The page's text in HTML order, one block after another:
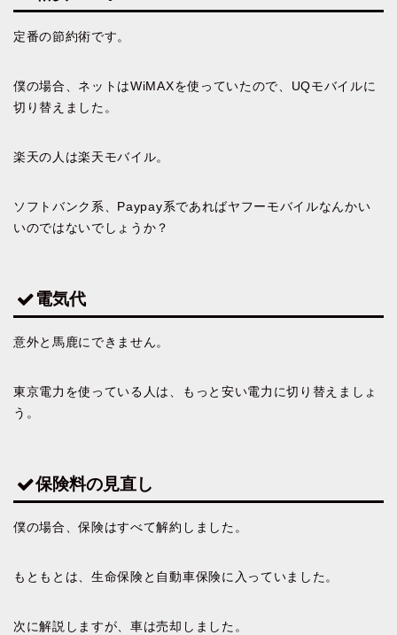
定番の節約術です。
僕の場合、ネットはWiMAXを使っていたので、UQモバイルに
切り替えました。
楽天の人は楽天モバイル。
ソフトバンク系、Paypay系であればヤフーモバイルなんかい
いのではないでしょうか？
電気代
意外と馬鹿にできません。
東京電力を使っている人は、もっと安い電力に切り替えましょ
う。
保険料の見直し
僕の場合、保険はすべて解約しました。
もともとは、生命保険と自動車保険に入っていました。
次に解説しますが、車は売却しました。